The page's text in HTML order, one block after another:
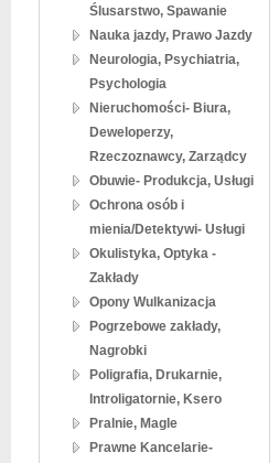
Ślusarstwo, Spawanie
Nauka jazdy, Prawo Jazdy
Neurologia, Psychiatria,
Psychologia
Nieruchomości- Biura,
Deweloperzy,
Rzeczoznawcy, Zarządcy
Obuwie- Produkcja, Usługi
Ochrona osób i
mienia/Detektywi- Usługi
Okulistyka, Optyka -
Zakłady
Opony Wulkanizacja
Pogrzebowe zakłady,
Nagrobki
Poligrafia, Drukarnie,
Introligatornie, Ksero
Pralnie, Magle
Prawne Kancelarie-